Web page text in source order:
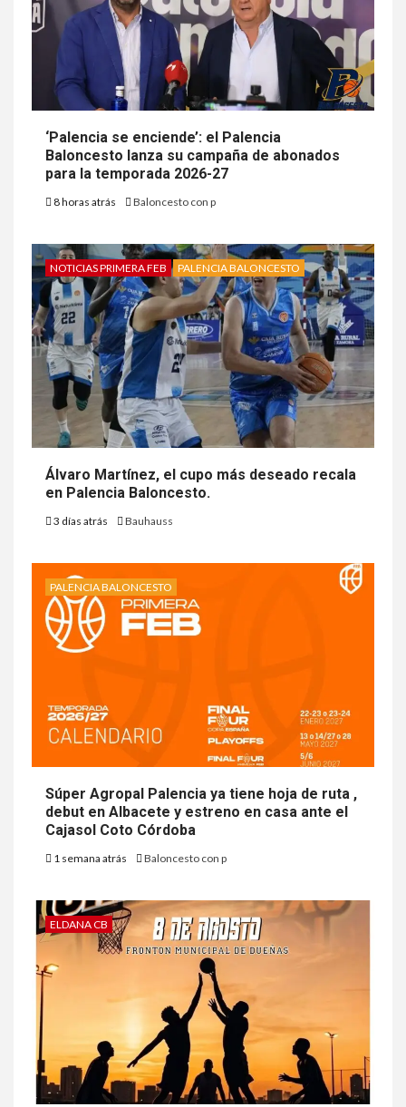
‘Palencia se enciende’: el Palencia
Baloncesto lanza su campaña de abonados
para la temporada 2026-27
8 horas atrás Baloncesto con p
NOTICIAS PRIMERA FEB PALENCIA BALONCESTO
Álvaro Martínez, el cupo más deseado recala
en Palencia Baloncesto.
3 días atrás Bauhauss
PALENCIA BALONCESTO
Súper Agropal Palencia ya tiene hoja de ruta ,
debut en Albacete y estreno en casa ante el
Cajasol Coto Córdoba
1 semana atrás Baloncesto con p
ELDANA CB